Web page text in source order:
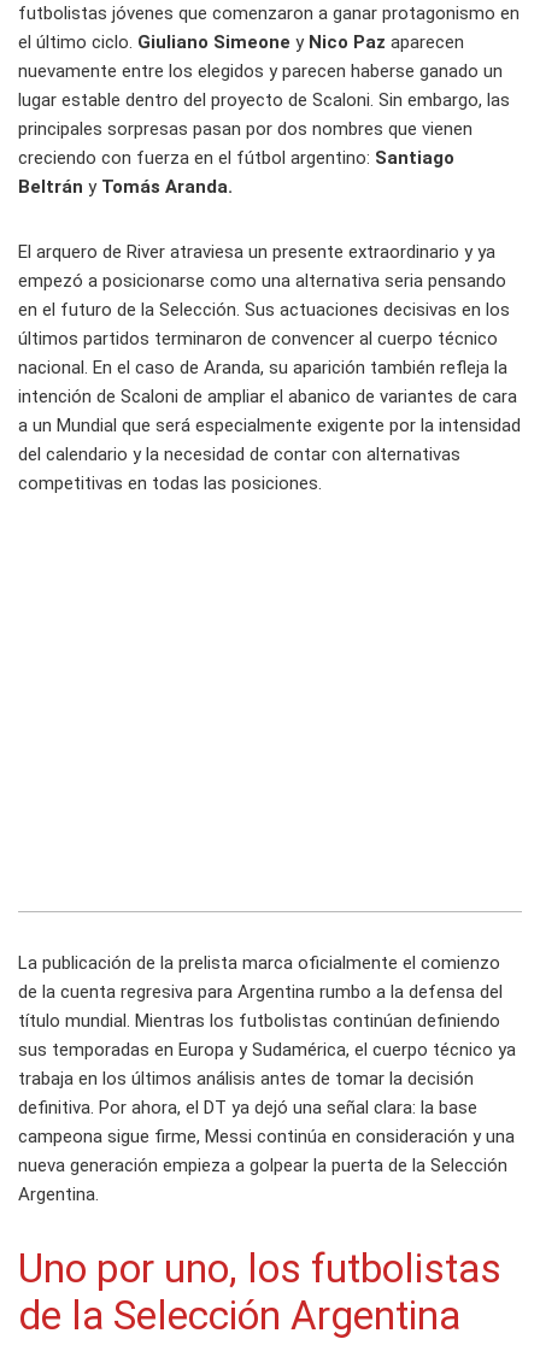
futbolistas jóvenes que comenzaron a ganar protagonismo en
el último ciclo. Giuliano Simeone y Nico Paz aparecen
nuevamente entre los elegidos y parecen haberse ganado un
lugar estable dentro del proyecto de Scaloni. Sin embargo, las
principales sorpresas pasan por dos nombres que vienen
creciendo con fuerza en el fútbol argentino: Santiago
Beltrán y Tomás Aranda.
El arquero de River atraviesa un presente extraordinario y ya
empezó a posicionarse como una alternativa seria pensando
en el futuro de la Selección. Sus actuaciones decisivas en los
últimos partidos terminaron de convencer al cuerpo técnico
nacional. En el caso de Aranda, su aparición también refleja la
intención de Scaloni de ampliar el abanico de variantes de cara
a un Mundial que será especialmente exigente por la intensidad
del calendario y la necesidad de contar con alternativas
competitivas en todas las posiciones.
La publicación de la prelista marca oficialmente el comienzo
de la cuenta regresiva para Argentina rumbo a la defensa del
título mundial. Mientras los futbolistas continúan definiendo
sus temporadas en Europa y Sudamérica, el cuerpo técnico ya
trabaja en los últimos análisis antes de tomar la decisión
definitiva. Por ahora, el DT ya dejó una señal clara: la base
campeona sigue firme, Messi continúa en consideración y una
nueva generación empieza a golpear la puerta de la Selección
Argentina.
Uno por uno, los futbolistas
de la Selección Argentina